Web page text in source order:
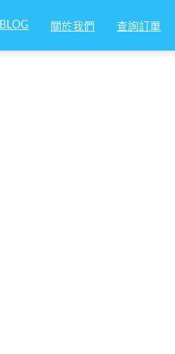
BLOG 關於我們 查詢訂單